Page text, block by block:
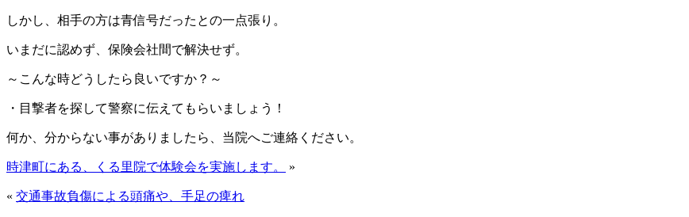
しかし、相手の方は青信号だったとの一点張り。
いまだに認めず、保険会社間で解決せず。
～こんな時どうしたら良いですか？～
・目撃者を探して警察に伝えてもらいましょう！
何か、分からない事がありましたら、当院へご連絡ください。
時津町にある、くる里院で体験会を実施します。 »
« 交通事故負傷による頭痛や、手足の痺れ